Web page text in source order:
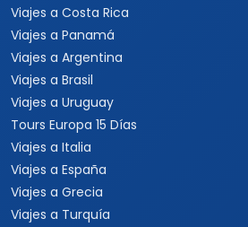
Viajes a Costa Rica
Viajes a Panamá
Viajes a Argentina
Viajes a Brasil
Viajes a Uruguay
Tours Europa 15 Días
Viajes a Italia
Viajes a España
Viajes a Grecia
Viajes a Turquía